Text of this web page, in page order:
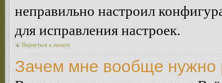
неправильно настроил
для исправления настроек.
Вернуться к началу
Зачем мне вообще нужно